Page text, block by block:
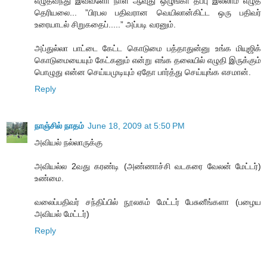
தெரியலை... ”பிரபல பதிவரான வெயிலான்கிட்ட ஒரு பதிவர்
உரையாடல் சிறுகதைப்.....” அப்படி வரனும்.
அப்துல்லா பாட்டை கேட்ட கொடுமை பத்தாதுன்னு உங்க மியுஜிக்
கொடுமையையும் கேட்கனும் என்று எங்க தலையில் எழுதி இருக்கும்
பொழுது என்ன செய்யமுடியும் ஏதோ பார்த்து செய்யுங்க எசமான்.
Reply
நாஞ்சில் நாதம் June 18, 2009 at 5:50 PM
அவியல் நல்லாருக்கு
அவியல்ல 2வது கரண்டி (அண்ணாச்சி வடகரை வேலன் மேட்டர்)
உண்மை.
வலைப்பதிவர் சந்திப்பில் நூலகம் மேட்டர் பேசுனீங்களா (பழைய
அவியல் மேட்டர்)
Reply